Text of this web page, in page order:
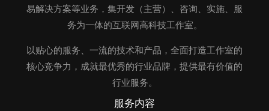
易解决方案等业务，集开发（主营）、咨询、实施、服
务为一体的互联网高科技工作室。
以贴心的服务、一流的技术和产品，全面打造工作室的
核心竞争力，成就最优秀的行业品牌，提供最有价值的
行业服务。
服务内容